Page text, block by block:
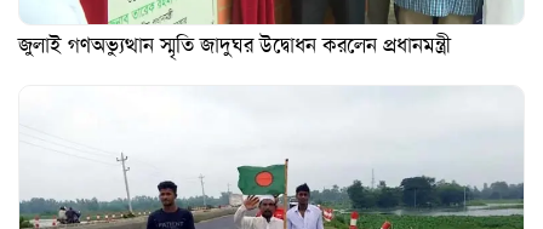
জুলাই গণঅভ্যুত্থান স্মৃতি জাদুঘর উদ্বোধন করলেন প্রধানমন্ত্রী